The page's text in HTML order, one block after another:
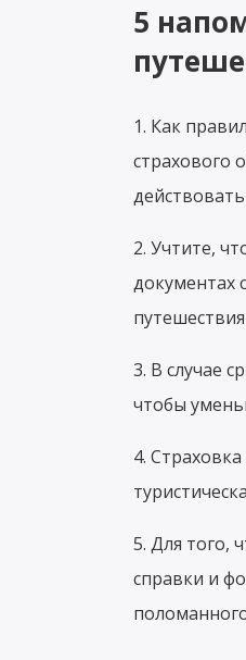
5
1. Как
страхового
2. Учтите,
документах
3. В случае
чтобы
4.
5. Для того,
справки и